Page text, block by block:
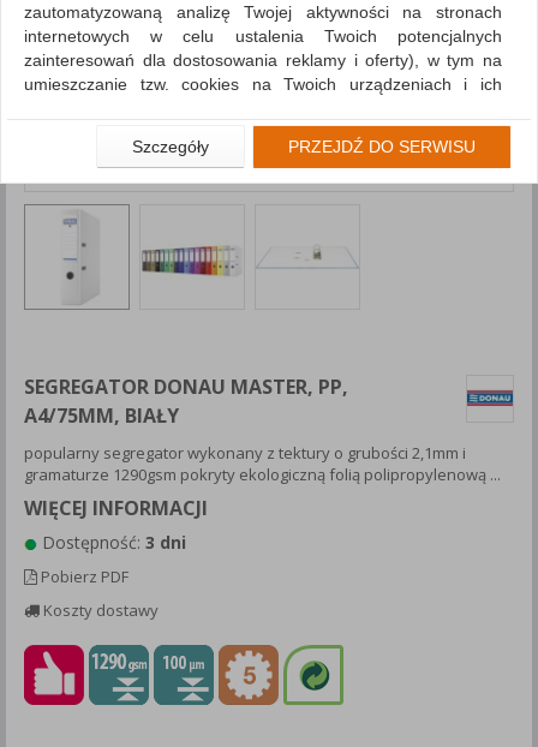
SEGREGATOR DONAU MASTER, PP,
A4/75MM, BIAŁY
popularny segregator wykonany z tektury o grubości 2,1mm i
gramaturze 1290gsm pokryty ekologiczną folią polipropylenową ...
WIĘCEJ INFORMACJI
Dostępność: 3 dni
Pobierz PDF
Koszty dostawy
zautomatyzowaną analizę Twojej aktywności na stronach
internetowych w celu ustalenia Twoich potencjalnych
zainteresowań dla dostosowania reklamy i oferty), w tym na
umieszczanie tzw. cookies na Twoich urządzeniach i ich
Jeśli nie chcesz wyrazić zgody lub ograniczyć jej zakres, kliknij
„Szczegóły”, gdzie znajdziesz wszelkie informacje o tym jak to
naszą polityką prywatności obowiązującą od 25 maja 2018.
W przypadku użytkowników zalogowanych, aby umożliwić
prawidłową realizację Umowy z Państwem i związane z tym
prawidłowe działanie naszej strony www, a w szczególności
zgoda której udzieliliście podczas zakładania konta.
Każda Państwa zgoda jest dobrowolna i można ją w dowolnym
momencie wycofać.
Polityka prywatności (rozwiń)
Klauzula Informacyjna (rozwiń)
Lista Zaufanych Partnerów (rozwiń)
Szczegóły PRZEJDŹ DO SERWISU